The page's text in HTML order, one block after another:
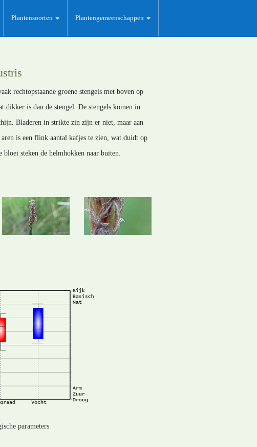
Plantensoorten Plantengemeenschappen
rechtopstaande groene stengels met boven op
dikker is dan de stengel. De stengels komen in
Bladeren in strikte zin zijn er niet, maar aan
is een flink aantal kafjes te zien, wat duidt op
bloei steken de helmhokken naar buiten.
parameters